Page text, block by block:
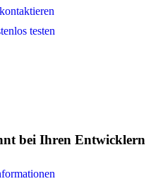
testen
bei Ihren Entwicklern